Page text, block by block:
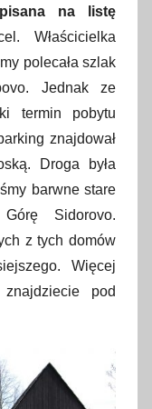
na listę
Właścicielka
polecała szlak
Jednak ze
termin pobytu
znajdował
Droga była
barwne stare
Sidorovo.
z tych domów
Więcej
pod